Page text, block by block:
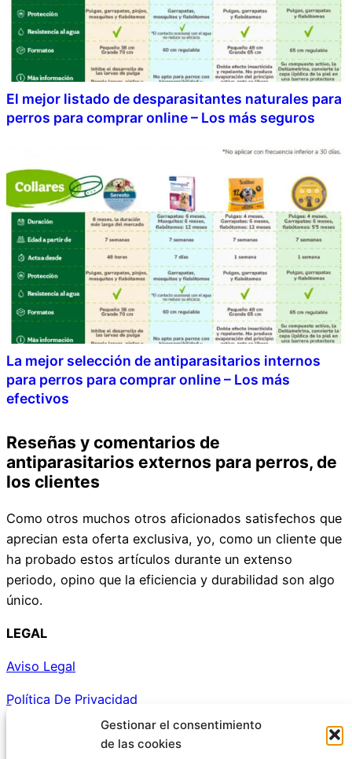
Gestionar el consentimiento
de las cookies
El mejor listado de desparasitantes naturales para
perros para comprar online – Los más seguros
La mejor selección de antiparasitarios internos
para perros para comprar online – Los más
efectivos
Reseñas y comentarios de
antiparasitarios externos para perros, de
los clientes
Como otros muchos otros aficionados satisfechos que
aprecian esta oferta exclusiva, yo, como un cliente que
ha probado estos artículos durante un extenso
periodo, opino que la eficiencia y durabilidad son algo
único.
LEGAL
Aviso Legal
Política De Privacidad
Política De Cookies